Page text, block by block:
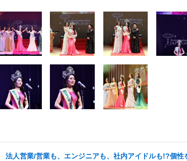
法人営業/営業も、エンジニアも、社内アイドルも!?個性